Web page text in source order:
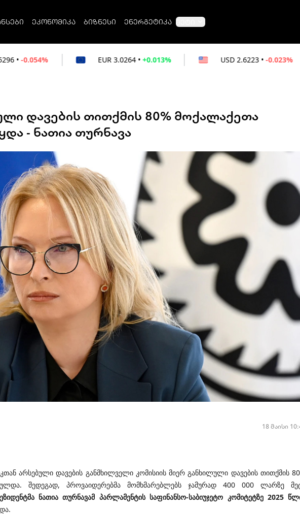
ეკონომიკა ბიზნესი ენერგეტიკა მეტი
EUR • +0.013% USD • -0.023% RUB
დავების თითქმის 80% მოქალაქეთა
- ნათია თურნავა
18 მაისი
არსებული დავების განმხილველი კომისიის მიერ განხილული დავების თითქმის
შედეგად, პროვაიდერებმა მომხმარებლებს ჯამურად 400 000 ლარზე
ნათია თურნავამ პარლამენტის საფინანსო-საბიუჯეტო კომიტეტზე 2025